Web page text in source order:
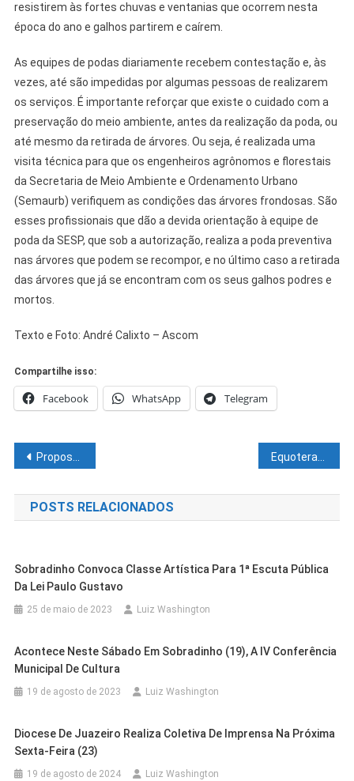
resistirem às fortes chuvas e ventanias que ocorrem nesta
época do ano e galhos partirem e caírem.
As equipes de podas diariamente recebem contestação e, às
vezes, até são impedidas por algumas pessoas de realizarem
os serviços. É importante reforçar que existe o cuidado com a
preservação do meio ambiente, antes da realização da poda, ou
até mesmo da retirada de árvores. Ou seja, é realizada uma
visita técnica para que os engenheiros agrônomos e florestais
da Secretaria de Meio Ambiente e Ordenamento Urbano
(Semaurb) verifiquem as condições das árvores frondosas. São
esses profissionais que dão a devida orientação à equipe de
poda da SESP, que sob a autorização, realiza a poda preventiva
nas árvores que podem se recompor, e no último caso a retirada
das árvores que já se encontram com os seus galhos podres e
mortos.
Texto e Foto: André Calixto – Ascom
Compartilhe isso:
Facebook WhatsApp Telegram
Navegação
de
Post
Proposta de aumento enviada pelo Governo da Bahia à ALBA não contempla toda a categoria Equoterapia: Suzana Ramos participa da implantação das vivências de reabilitação com equinos em Juazeiro
POSTS RELACIONADOS
Sobradinho Convoca Classe Artística Para 1ª Escuta Pública
Da Lei Paulo Gustavo
25 de maio de 2023 Luiz Washington
Acontece Neste Sábado Em Sobradinho (19), A IV Conferência
Municipal De Cultura
19 de agosto de 2023 Luiz Washington
Diocese De Juazeiro Realiza Coletiva De Imprensa Na Próxima
Sexta-Feira (23)
19 de agosto de 2024 Luiz Washington
Juazeiro Pelo Mundo: Prefeitura
Casa Nova
Cidades
Petrolina
Cidades Juazeiro